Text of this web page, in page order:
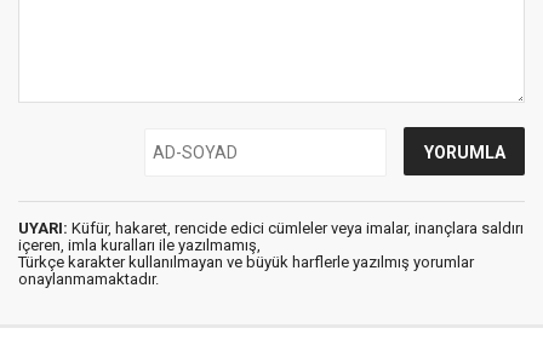
UYARI: Küfür, hakaret, rencide edici cümleler veya imalar, inançlara saldırı
içeren, imla kuralları ile yazılmamış,
Türkçe karakter kullanılmayan ve büyük harflerle yazılmış yorumlar
onaylanmamaktadır.